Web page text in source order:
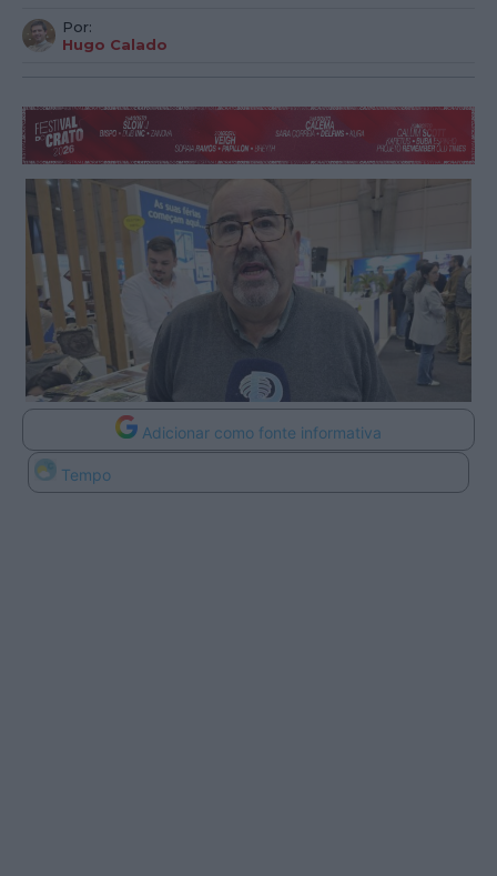
Por:
Hugo Calado
Adicionar como fonte informativa
Tempo